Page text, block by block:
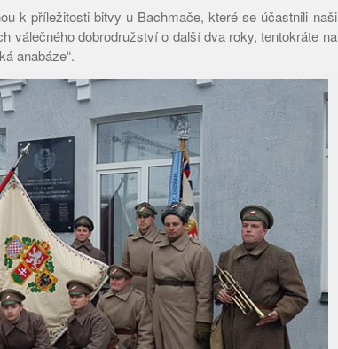
k příležitosti bitvy u Bachmače, které se účastnili naši
válečného dobrodružství o další dva roky, tentokráte na
anabáze“.